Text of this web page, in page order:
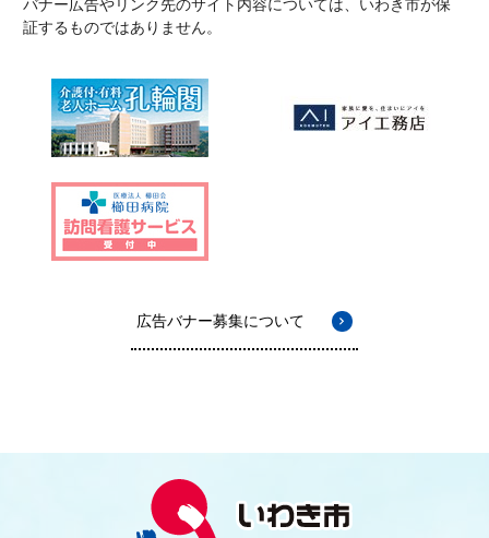
バナー広告やリンク先のサイト内容については、いわき市が保
証するものではありません。
広告バナー募集について